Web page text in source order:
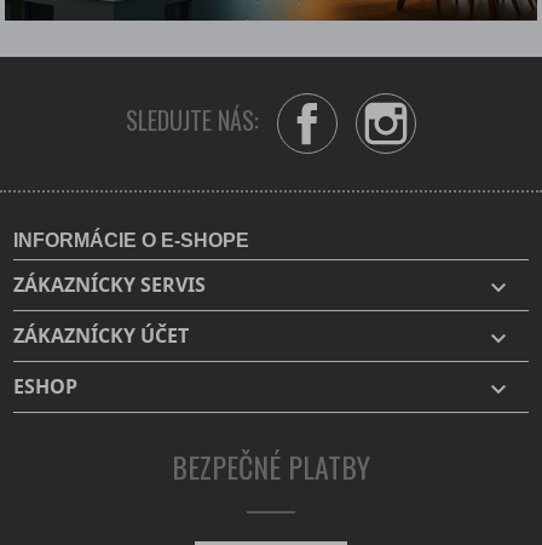
SLEDUJTE NÁS: FacebookInstagram
INFORMÁCIE O E-SHOPE
ZÁKAZNÍCKY SERVIS 
ZÁKAZNÍCKY ÚČET 
ESHOP 
BEZPEČNÉ PLATBY